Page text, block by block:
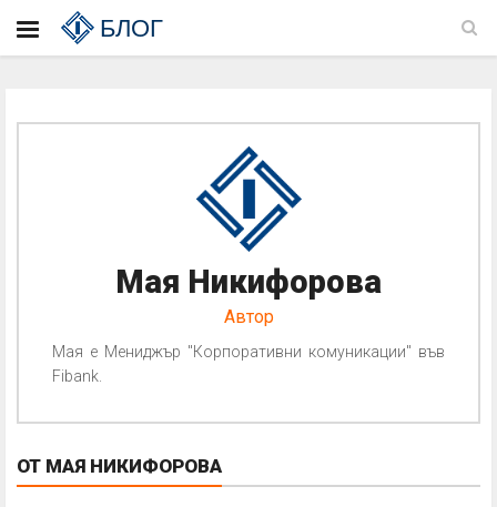
БЛОГ
Мая Никифорова
Автор
Мая е Мениджър "Корпоративни комуникации" във
Fibank.
ОТ МАЯ НИКИФОРОВА